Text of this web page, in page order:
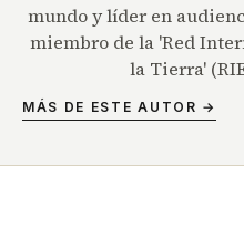
mundo y líder en
miembro de la 'Red
la Tierra'
MÁS DE ESTE AUTOR →